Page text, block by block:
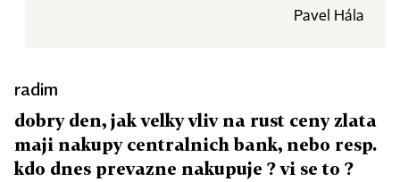
Pavel Hála
radim
dobry den, jak velky vliv na rust ceny zlata
maji nakupy centralnich bank, nebo resp.
kdo dnes prevazne nakupuje ? vi se to ?